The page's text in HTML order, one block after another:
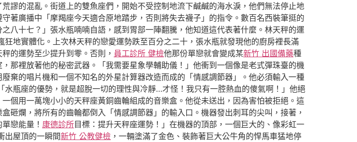
荒謬的混亂。街道上的雙魚座們，開始不受控制地流下鹹鹹的海水淚，他們無法停止地
著廣播中「摩羯座今天適合原地踏步，否則將失去襪子」的指令。數百名西裝筆挺的
八十七？」張水瓶喃喃自語，感到胃部一陣翻騰，他知道這代表著什麼。林天秤的運
地實體化。上次林天秤的戀愛運勢跌至百分之二十，張水瓶就發現他的廚房裡長滿
的運勢至少提升到零。否則， 員工診所 健檢他那份單戀就會變成某新竹 出國備藥種
那裡放著他的秘密武器。「我需要星象學輔助儀！」他衝到一個像是老式彈珠臺的機
棄的唱片機和一個不知名的外星計算器改造而成的「情感調節器」。他必須輸入一種
水瓶座的優勢，就是超脫一切的理性與冷靜…才怪！我只有一腔熱血的傻氣啊！」他絕
個用一萬塊小小的天秤座黃銅齒輪組成的音樂盒。他從未送出，因為害怕被拒絕。這
砸爛，將所有的齒輪都倒入「情感調節器」的輸入口。機器發出刺耳的尖叫，接著，
戀能量！ 康德診所目標：提升天秤座運勢！」在機器的頂部，一個巨大的、像彩虹一
出屋頂的一瞬間新竹 公教健檢 ，一輛塗滿了金色、裝飾著巨大公牛角的悍馬車猛地停